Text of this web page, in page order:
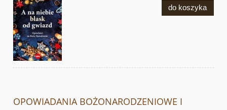
do koszyka
OPOWIADANIA BOŻONARODZENIOWE I